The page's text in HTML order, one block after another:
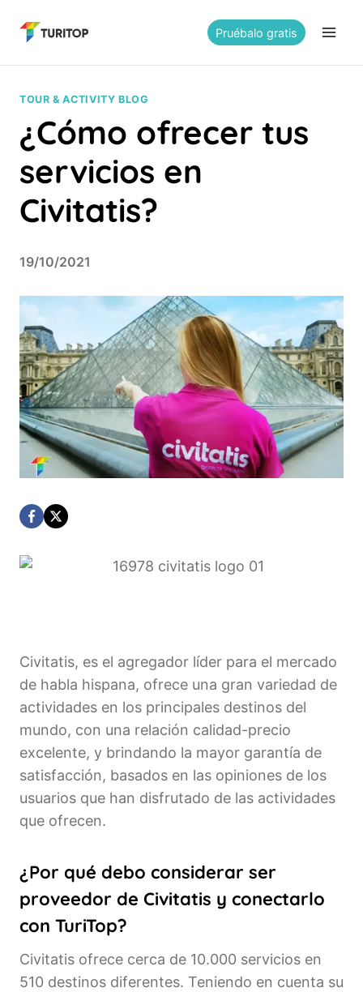
Pruébalo gratis
TOUR & ACTIVITY BLOG
¿Cómo ofrecer tus
servicios en
Civitatis?
19/10/2021
Civitatis, es el agregador líder para el mercado
de habla hispana, ofrece una gran variedad de
actividades en los principales destinos del
mundo, con una relación calidad-precio
excelente, y brindando la mayor garantía de
satisfacción, basados en las opiniones de los
usuarios que han disfrutado de las actividades
que ofrecen.
¿Por qué debo considerar ser
proveedor de Civitatis y conectarlo
con TuriTop?
Civitatis ofrece cerca de 10.000 servicios en
510 destinos diferentes. Teniendo en cuenta su